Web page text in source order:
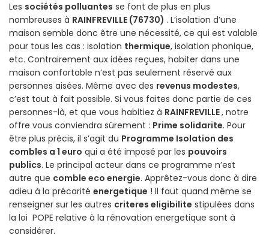
Les sociétés polluantes se font de plus en plus
nombreuses à RAINFREVILLE (76730) . L’isolation d’une
maison semble donc être une nécessité, ce qui est valable
pour tous les cas : isolation thermique, isolation phonique,
etc. Contrairement aux idées reçues, habiter dans une
maison confortable n’est pas seulement réservé aux
personnes aisées. Même avec des revenus modestes,
c’est tout à fait possible. Si vous faites donc partie de ces
personnes-là, et que vous habitiez à RAINFREVILLE, notre
offre vous conviendra sûrement : Prime solidarite. Pour
être plus précis, il s’agit du Programme Isolation des
combles a 1 euro qui a été imposé par les pouvoirs
publics. Le principal acteur dans ce programme n’est
autre que comble eco energie. Apprêtez-vous donc à dire
adieu à la précarité energetique ! Il faut quand même se
renseigner sur les autres criteres eligibilite stipulées dans
la loi POPE relative à la rénovation energetique sont à
considérer.